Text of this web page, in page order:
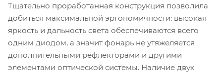
Тщательно проработанная конструкция позволила
добиться максимальной эргономичности: высокая
яркость и дальность света обеспечиваются всего
одним диодом, а значит фонарь не утяжеляется
дополнительными рефлекторами и другими
элементами оптической системы. Наличие двух